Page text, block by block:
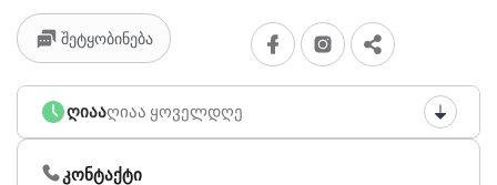
შეტყობინება
ღიააღიაა ყოველდღე
კონტაქტი